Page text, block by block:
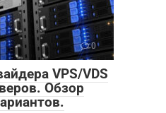
0
VPS/VDS
Обзор